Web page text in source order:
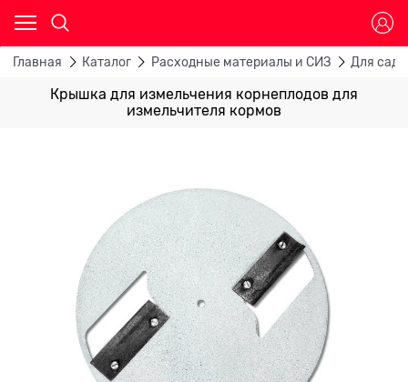
Главная Каталог Расходные материалы и СИЗ Для
Крышка для измельчения корнеплодов для
измельчителя кормов